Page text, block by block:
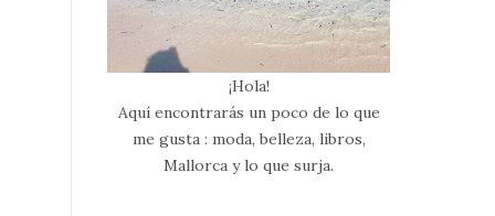
¡Hola!
Aquí encontrarás un poco de lo que
me gusta : moda, belleza, libros,
Mallorca y lo que surja.